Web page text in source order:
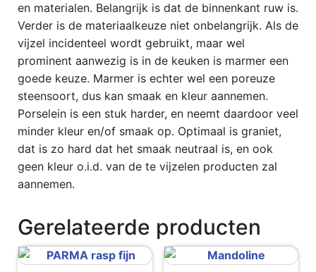
en materialen. Belangrijk is dat de binnenkant ruw is.
Verder is de materiaalkeuze niet onbelangrijk. Als de
vijzel incidenteel wordt gebruikt, maar wel
prominent aanwezig is in de keuken is marmer een
goede keuze. Marmer is echter wel een poreuze
steensoort, dus kan smaak en kleur aannemen.
Porselein is een stuk harder, en neemt daardoor veel
minder kleur en/of smaak op. Optimaal is graniet,
dat is zo hard dat het smaak neutraal is, en ook
geen kleur o.i.d. van de te vijzelen producten zal
aannemen.
Gerelateerde producten